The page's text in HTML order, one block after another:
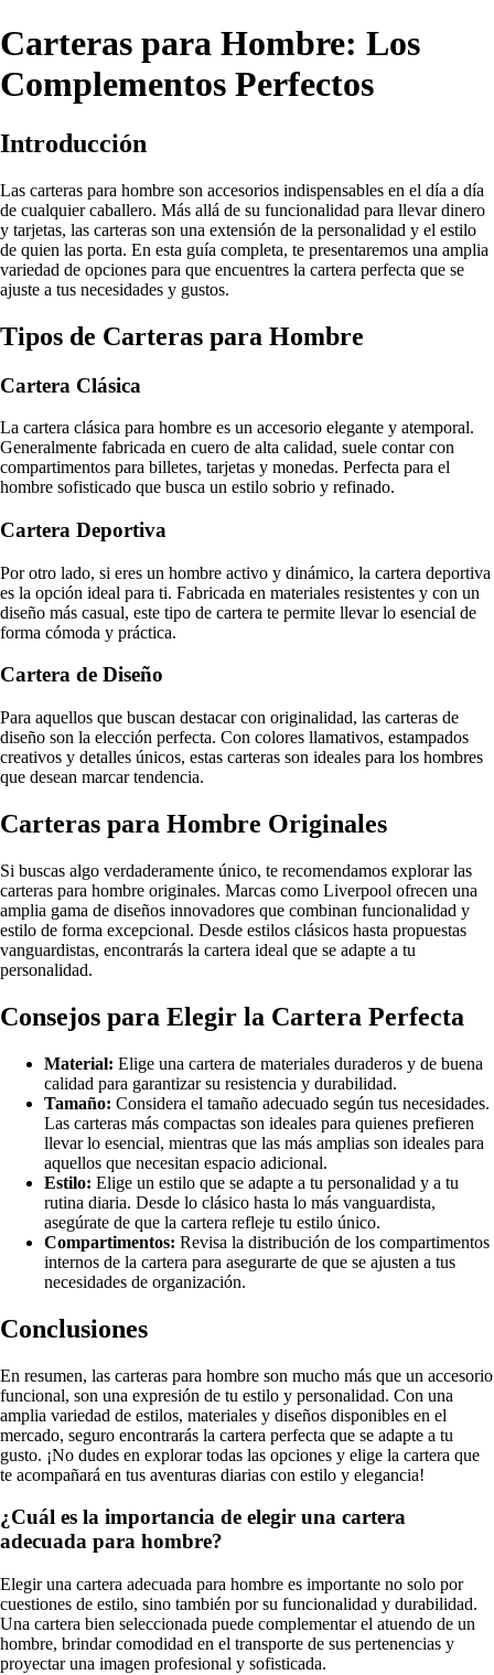
Carteras para Hombre: Los
Complementos Perfectos
Introducción
Las carteras para hombre son accesorios indispensables en el día a día
de cualquier caballero. Más allá de su funcionalidad para llevar dinero
y tarjetas, las carteras son una extensión de la personalidad y el estilo
de quien las porta. En esta guía completa, te presentaremos una amplia
variedad de opciones para que encuentres la cartera perfecta que se
ajuste a tus necesidades y gustos.
Tipos de Carteras para Hombre
Cartera Clásica
La cartera clásica para hombre es un accesorio elegante y atemporal.
Generalmente fabricada en cuero de alta calidad, suele contar con
compartimentos para billetes, tarjetas y monedas. Perfecta para el
hombre sofisticado que busca un estilo sobrio y refinado.
Cartera Deportiva
Por otro lado, si eres un hombre activo y dinámico, la cartera deportiva
es la opción ideal para ti. Fabricada en materiales resistentes y con un
diseño más casual, este tipo de cartera te permite llevar lo esencial de
forma cómoda y práctica.
Cartera de Diseño
Para aquellos que buscan destacar con originalidad, las carteras de
diseño son la elección perfecta. Con colores llamativos, estampados
creativos y detalles únicos, estas carteras son ideales para los hombres
que desean marcar tendencia.
Carteras para Hombre Originales
Si buscas algo verdaderamente único, te recomendamos explorar las
carteras para hombre originales. Marcas como Liverpool ofrecen una
amplia gama de diseños innovadores que combinan funcionalidad y
estilo de forma excepcional. Desde estilos clásicos hasta propuestas
vanguardistas, encontrarás la cartera ideal que se adapte a tu
personalidad.
Consejos para Elegir la Cartera Perfecta
Material: Elige una cartera de materiales duraderos y de buena
calidad para garantizar su resistencia y durabilidad.
Tamaño: Considera el tamaño adecuado según tus necesidades.
Las carteras más compactas son ideales para quienes prefieren
llevar lo esencial, mientras que las más amplias son ideales para
aquellos que necesitan espacio adicional.
Estilo: Elige un estilo que se adapte a tu personalidad y a tu
rutina diaria. Desde lo clásico hasta lo más vanguardista,
asegúrate de que la cartera refleje tu estilo único.
Compartimentos: Revisa la distribución de los compartimentos
internos de la cartera para asegurarte de que se ajusten a tus
necesidades de organización.
Conclusiones
En resumen, las carteras para hombre son mucho más que un accesorio
funcional, son una expresión de tu estilo y personalidad. Con una
amplia variedad de estilos, materiales y diseños disponibles en el
mercado, seguro encontrarás la cartera perfecta que se adapte a tu
gusto. ¡No dudes en explorar todas las opciones y elige la cartera que
te acompañará en tus aventuras diarias con estilo y elegancia!
¿Cuál es la importancia de elegir una cartera
adecuada para hombre?
Elegir una cartera adecuada para hombre es importante no solo por
cuestiones de estilo, sino también por su funcionalidad y durabilidad.
Una cartera bien seleccionada puede complementar el atuendo de un
hombre, brindar comodidad en el transporte de sus pertenencias y
proyectar una imagen profesional y sofisticada.